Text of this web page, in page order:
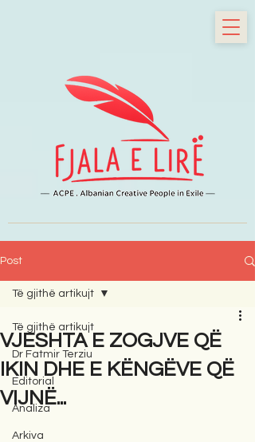
Post
Të gjithë artikujt
Dr Fatmir Terziu
Editorial
Analiza
Arkiva
Të gjithë artikujt
VJESHTA E ZOGJVE QË
IKIN DHE E KËNGËVE QË
VIJNË...